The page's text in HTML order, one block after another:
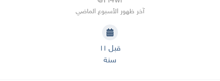
آخر ظهور الأسبوع الماضي
قبل ١١
سنة